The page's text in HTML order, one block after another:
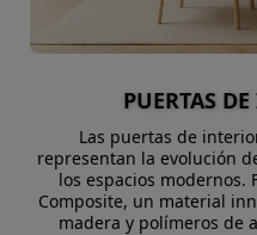
PUERTAS
Las puertas de
representan la evolución
los espacios modernos.
Composite, un material
madera y polímeros de